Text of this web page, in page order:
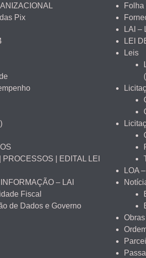
Pix
| EDITAL LEI
– LAI
Fiscal
de Dados e Governo
Folha
LAI –
LEI
Leis
LOA
Obras